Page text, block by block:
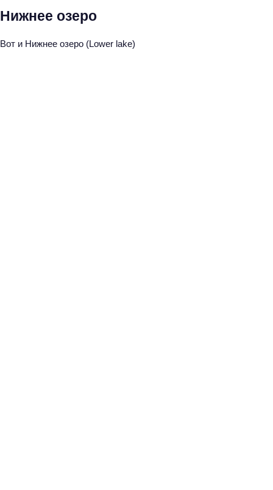
Нижнее озеро
Вот и Нижнее озеро (Lower lake)